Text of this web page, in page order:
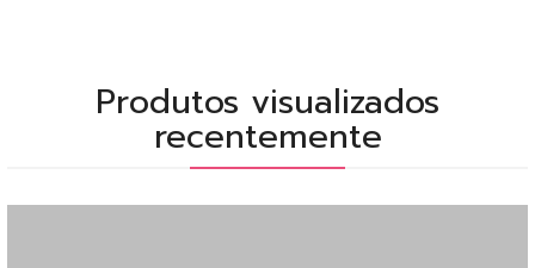
Produtos visualizados
recentemente